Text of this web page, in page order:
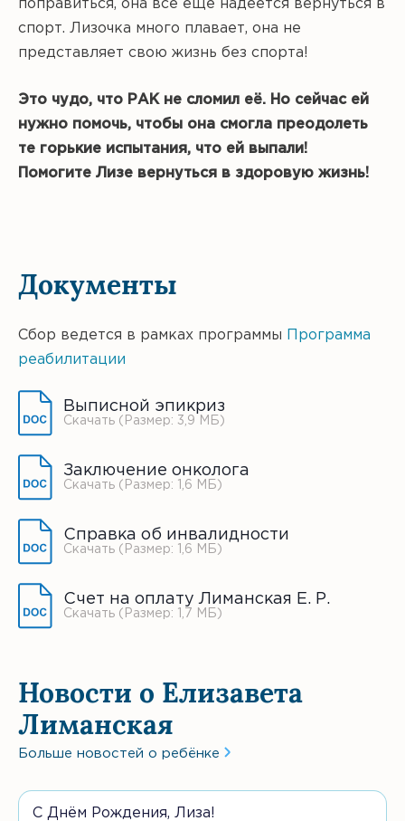
поправиться, она все ещё надеется вернуться в
спорт. Лизочка много плавает, она не
представляет свою жизнь без спорта!
Это чудо, что РАК не сломил её. Но сейчас ей
нужно помочь, чтобы она смогла преодолеть
те горькие испытания, что ей выпали!
Помогите Лизе вернуться в здоровую жизнь!
Документы
Сбор ведется в рамках программы Программа
реабилитации
Выписной эпикриз
Скачать (Размер: 3,9 МБ)
Заключение онколога
Скачать (Размер: 1,6 МБ)
Справка об инвалидности
Скачать (Размер: 1,6 МБ)
Счет на оплату Лиманская Е. Р.
Скачать (Размер: 1,7 МБ)
Новости о Елизавета
Лиманская
Больше новостей о ребёнке
С Днём Рождения, Лиза!